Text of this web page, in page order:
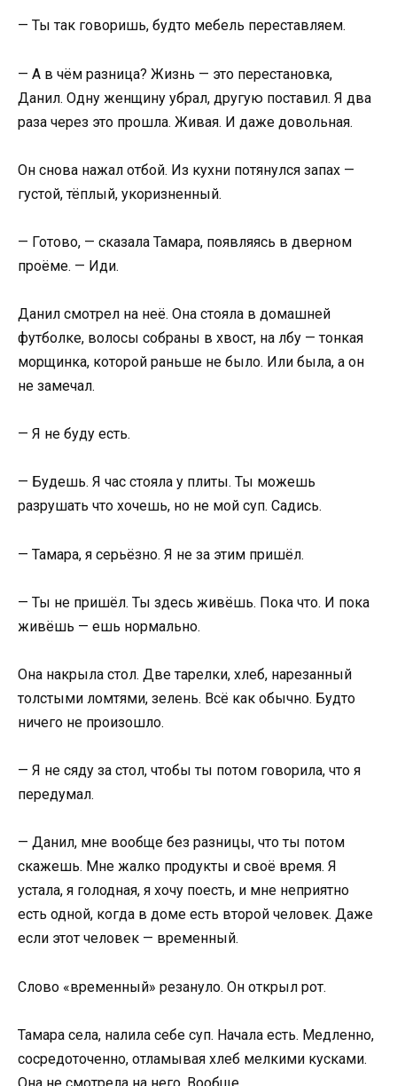
— Ты так говоришь, будто мебель переставляем.
— А в чём разница? Жизнь — это перестановка,
Данил. Одну женщину убрал, другую поставил. Я два
раза через это прошла. Живая. И даже довольная.
Он снова нажал отбой. Из кухни потянулся запах —
густой, тёплый, укоризненный.
— Готово, — сказала Тамара, появляясь в дверном
проёме. — Иди.
Данил смотрел на неё. Она стояла в домашней
футболке, волосы собраны в хвост, на лбу — тонкая
морщинка, которой раньше не было. Или была, а он
не замечал.
— Я не буду есть.
— Будешь. Я час стояла у плиты. Ты можешь
разрушать что хочешь, но не мой суп. Садись.
— Тамара, я серьёзно. Я не за этим пришёл.
— Ты не пришёл. Ты здесь живёшь. Пока что. И пока
живёшь — ешь нормально.
Она накрыла стол. Две тарелки, хлеб, нарезанный
толстыми ломтями, зелень. Всё как обычно. Будто
ничего не произошло.
— Я не сяду за стол, чтобы ты потом говорила, что я
передумал.
— Данил, мне вообще без разницы, что ты потом
скажешь. Мне жалко продукты и своё время. Я
устала, я голодная, я хочу поесть, и мне неприятно
есть одной, когда в доме есть второй человек. Даже
если этот человек — временный.
Слово «временный» резануло. Он открыл рот.
Тамара села, налила себе суп. Начала есть. Медленно,
сосредоточенно, отламывая хлеб мелкими кусками.